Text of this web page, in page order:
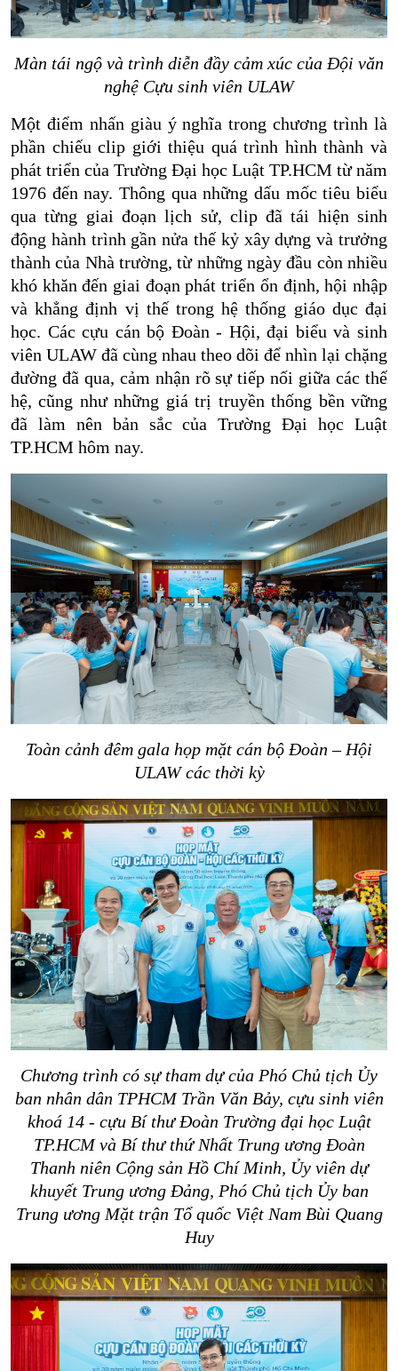
Màn tái ngộ và trình diễn đầy cảm xúc của Đội văn
nghệ Cựu sinh viên ULAW
Một điểm nhấn giàu ý nghĩa trong chương trình là
phần chiếu clip giới thiệu quá trình hình thành và
phát triển của Trường Đại học Luật TP.HCM từ năm
1976 đến nay. Thông qua những dấu mốc tiêu biểu
qua từng giai đoạn lịch sử, clip đã tái hiện sinh
động hành trình gần nửa thế kỷ xây dựng và trưởng
thành của Nhà trường, từ những ngày đầu còn nhiều
khó khăn đến giai đoạn phát triển ổn định, hội nhập
và khẳng định vị thế trong hệ thống giáo dục đại
học. Các cựu cán bộ Đoàn - Hội, đại biểu và sinh
viên ULAW đã cùng nhau theo dõi để nhìn lại chặng
đường đã qua, cảm nhận rõ sự tiếp nối giữa các thế
hệ, cũng như những giá trị truyền thống bền vững
đã làm nên bản sắc của Trường Đại học Luật
TP.HCM hôm nay.
Toàn cảnh đêm gala họp mặt cán bộ Đoàn – Hội
ULAW các thời kỳ
Chương trình có sự tham dự của Phó Chủ tịch Ủy
ban nhân dân TPHCM Trần Văn Bảy, cựu sinh viên
khoá 14 - cựu Bí thư Đoàn Trường đại học Luật
TP.HCM và Bí thư thứ Nhất Trung ương Đoàn
Thanh niên Cộng sản Hồ Chí Minh, Ủy viên dự
khuyết Trung ương Đảng, Phó Chủ tịch Ủy ban
Trung ương Mặt trận Tổ quốc Việt Nam Bùi Quang
Huy